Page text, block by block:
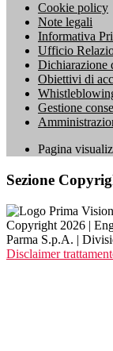
Cookie policy
Note legali
Informativa
Ufficio
Dichiarazione
Obiettivi di
Gestione
Pagina
Sezione
Copyright 2026 |
Parma S.p.A. |
Disclaimer